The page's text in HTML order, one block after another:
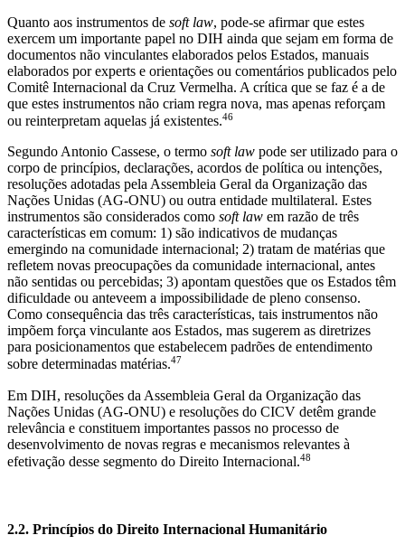
Quanto aos instrumentos de soft law, pode-se afirmar que estes
exercem um importante papel no DIH ainda que sejam em forma de
documentos não vinculantes elaborados pelos Estados, manuais
elaborados por experts e orientações ou comentários publicados pelo
Comitê Internacional da Cruz Vermelha. A crítica que se faz é a de
que estes instrumentos não criam regra nova, mas apenas reforçam
ou reinterpretam aquelas já existentes.46
Segundo Antonio Cassese, o termo soft law pode ser utilizado para o
corpo de princípios, declarações, acordos de política ou intenções,
resoluções adotadas pela Assembleia Geral da Organização das
Nações Unidas (AG-ONU) ou outra entidade multilateral. Estes
instrumentos são considerados como soft law em razão de três
características em comum: 1) são indicativos de mudanças
emergindo na comunidade internacional; 2) tratam de matérias que
refletem novas preocupações da comunidade internacional, antes
não sentidas ou percebidas; 3) apontam questões que os Estados têm
dificuldade ou anteveem a impossibilidade de pleno consenso.
Como consequência das três características, tais instrumentos não
impõem força vinculante aos Estados, mas sugerem as diretrizes
para posicionamentos que estabelecem padrões de entendimento
sobre determinadas matérias.47
Em DIH, resoluções da Assembleia Geral da Organização das
Nações Unidas (AG-ONU) e resoluções do CICV detêm grande
relevância e constituem importantes passos no processo de
desenvolvimento de novas regras e mecanismos relevantes à
efetivação desse segmento do Direito Internacional.48
2.2. Princípios do Direito Internacional Humanitário